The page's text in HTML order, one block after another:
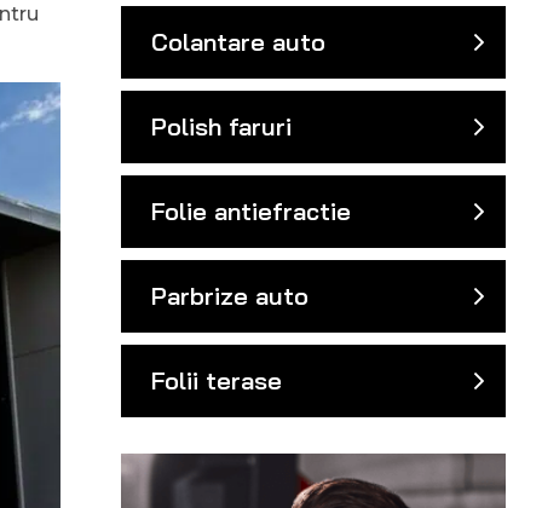
Colantare auto
Polish faruri
Folie antiefractie
Parbrize auto
Folii terase